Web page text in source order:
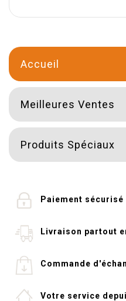
Accueil
Meilleures Ventes
Produits Spéciaux
Paiement sécurisé
Livraison partout
Commande
Votre service